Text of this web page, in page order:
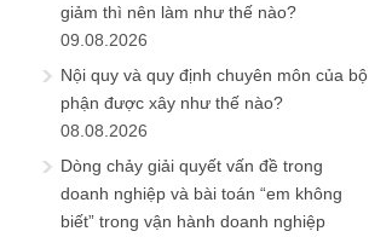
giảm thì nên làm như thế nào?
09.08.2026
Nội quy và quy định chuyên môn của bộ
phận được xây như thế nào?
08.08.2026
Dòng chảy giải quyết vấn đề trong
doanh nghiệp và bài toán “em không
biết” trong vận hành doanh nghiệp